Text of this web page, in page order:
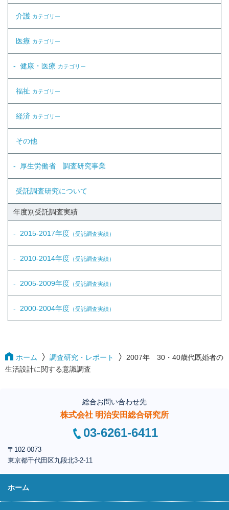
介護 カテゴリー
医療 カテゴリー
健康・医療 カテゴリー
福祉 カテゴリー
経済 カテゴリー
その他
厚生労働省 調査研究事業
受託調査研究について
年度別受託調査実績
2015-2017年度 （受託調査実績）
2010-2014年度 （受託調査実績）
2005-2009年度 （受託調査実績）
2000-2004年度 （受託調査実績）
ホーム 調査研究・レポート
2007年 30・40歳代既婚者の
生活設計に関する意識調査
総合お問い合わせ先
株式会社 明治安田総合研究所
03-6261-6411
〒102-0073
東京都千代田区九段北3-2-11
ホーム